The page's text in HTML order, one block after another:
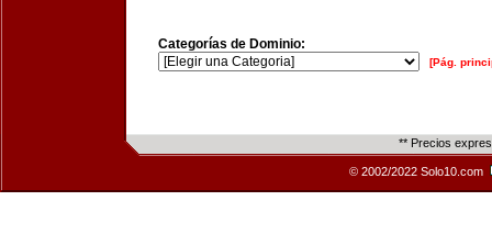
Categorías de Dominio:
[Pág.
** Precios
© 2002/2022 Solo10.com